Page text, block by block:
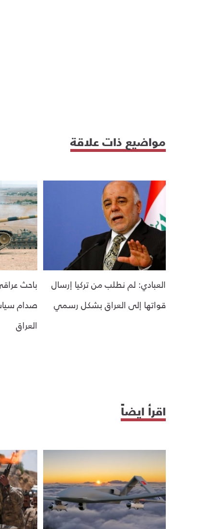
مواضيع ذات علاقة
العبادي: لم نطلب من تركيا إرسال
قواتها إلى العراق بشكل رسمي
باحث
صدام
العراق
اقرأ ايضاً